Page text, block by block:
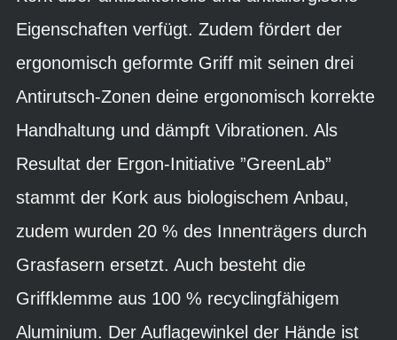
Eigenschaften verfügt. Zudem fördert der
ergonomisch geformte Griff mit seinen drei
Antirutsch-Zonen deine ergonomisch korrekte
Handhaltung und dämpft Vibrationen. Als
Resultat der Ergon-Initiative ”GreenLab”
stammt der Kork aus biologischem Anbau,
zudem wurden 20 % des Innenträgers durch
Grasfasern ersetzt. Auch besteht die
Griffklemme aus 100 % recyclingfähigem
Aluminium. Der Auflagewinkel der Hände ist